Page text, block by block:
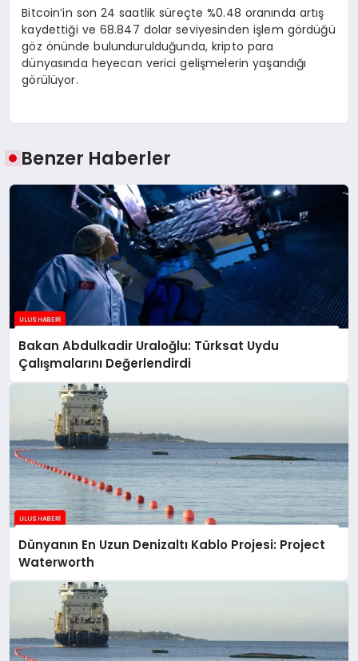
Bitcoin’in son 24 saatlik süreçte %0.48 oranında artış
kaydettiği ve 68.847 dolar seviyesinden işlem gördüğü
göz önünde bulundurulduğunda, kripto para
dünyasında heyecan verici gelişmelerin yaşandığı
görülüyor.
Benzer Haberler
Bakan Abdulkadir Uraloğlu: Türksat Uydu
Çalışmalarını Değerlendirdi
Dünyanın En Uzun Denizaltı Kablo Projesi: Project
Waterworth